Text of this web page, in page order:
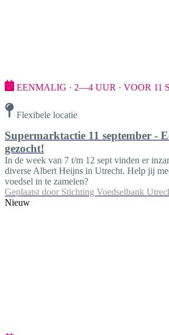
EENMALIG · 2—4 UUR · VOOR 11
Flexibele locatie
Supermarktactie 11 september -
gezocht!
In de week van 7 t/m 12 sept vinden er
diverse Albert Heijns in Utrecht. Help jij
voedsel in te zamelen?
Geplaatst door Stichting Voedselbank
Nieuw